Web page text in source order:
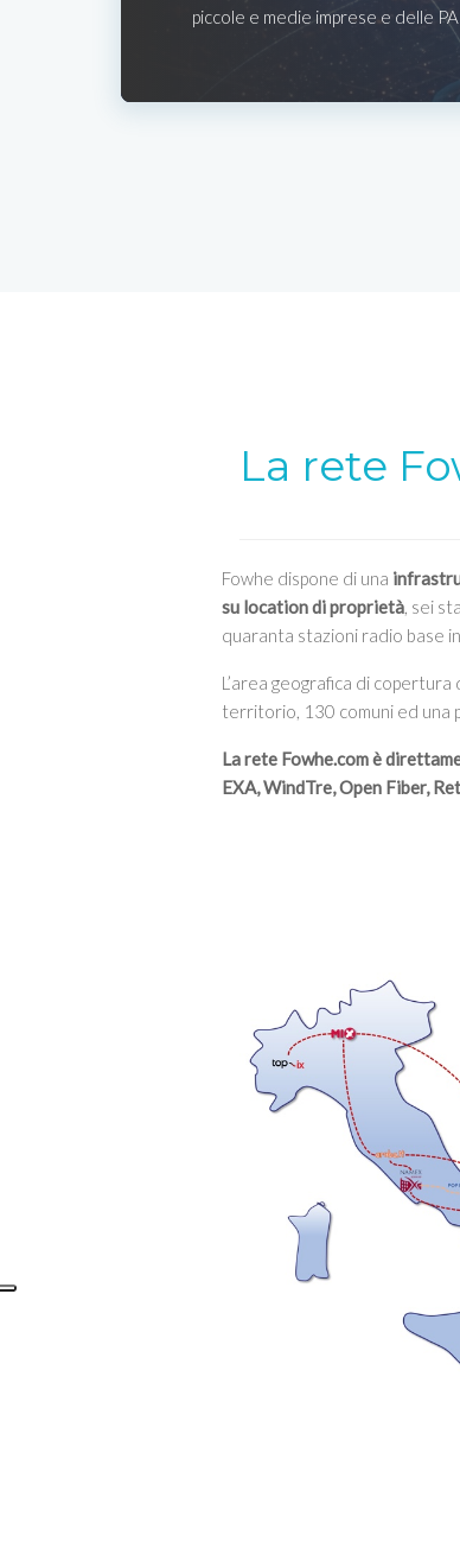
piccole e medie imprese e delle
La rete
Fowhe dispone di una
su location di proprietà, sei
quaranta stazioni radio base
L’area geografica di
territorio, 130 comuni ed una
La rete Fowhe.com è
EXA, WindTre, Open Fiber,